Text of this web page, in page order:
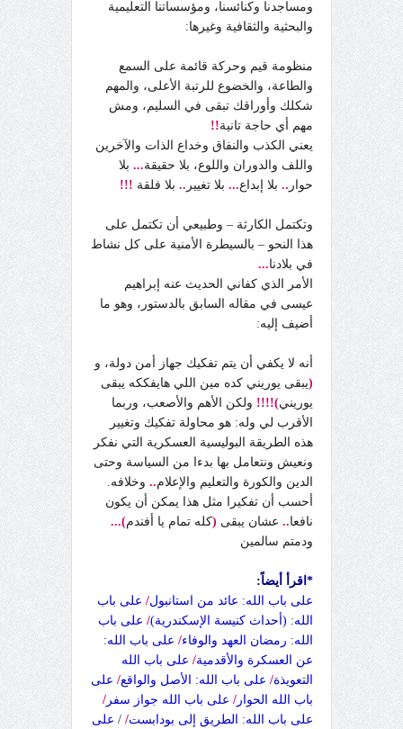
ومساجدنا وكنائسنا، ومؤسساتنا التعليمية
والبحثية والثقافية وغيرها:
منظومة قيم وحركة قائمة على السمع
والطاعة، والخضوع للرتبة الأعلى، والمهم
شكلك وأوراقك تبقى في السليم، ومش
مهم أي حاجة تانية!!
يعني الكذب والنفاق وخداع الذات والآخرين
واللف والدوران واللوع، بلا حقيقة... بلا
حوار .. بلا إبداع... بلا تغيير .. بلا فلقة !!!
وتكتمل الكارثة – وطبيعي أن تكتمل على
هذا النحو – بالسيطرة الأمنية على كل نشاط
في بلادنا...
الأمر الذي كفاني الحديث عنه إبراهيم
عيسى في مقاله السابق بالدستور، وهو ما
أضيف إليه:
أنه لا يكفي أن يتم تفكيك جهاز أمن دولة، و
(يبقى يوريني كده مين اللي هايفككه يبقى
يوريني)!!!! ولكن الأهم والأصعب، وربما
الأقرب لي وله: هو محاولة تفكيك وتغيير
هذه الطريقة البوليسية العسكرية التي نفكر
ونعيش ونتعامل بها بدءا من السياسة وحتى
الدين والكورة والتعليم والإعلام.. وخلافه.
أحسب أن تفكيرا مثل هذا يمكن أن يكون
نافعا.. عشان يبقى (كله تمام يا أفندم)...
ودمتم سالمين
* اقرأ أيضاً:
على باب الله: عائد من استانبول/ على باب
الله: (أحداث كنيسة الإسكندرية)/ على باب
الله: رمضان العهد والوفاء/ على باب الله:
عن العسكرة والأقدمية/ على باب الله
التعويذة/ على باب الله: الأصل والواقع/ على
باب الله الحوار / على باب الله جواز سفر /
على باب الله: الطريق إلى بودابست/
/ على